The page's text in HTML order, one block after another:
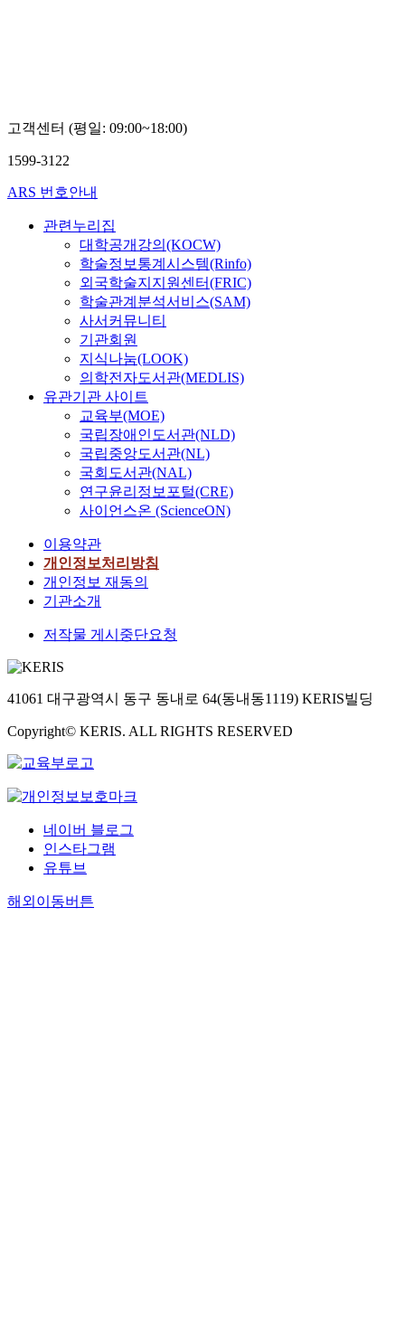
고객센터 (평일: 09:00~18:00)
1599-3122
ARS 번호안내
관련누리집
대학공개강의(KOCW)
학술정보통계시스템(Rinfo)
외국학술지지원센터(FRIC)
학술관계분석서비스(SAM)
사서커뮤니티
기관회원
지식나눔(LOOK)
의학전자도서관(MEDLIS)
유관기관 사이트
교육부(MOE)
국립장애인도서관(NLD)
국립중앙도서관(NL)
국회도서관(NAL)
연구윤리정보포털(CRE)
사이언스온 (ScienceON)
이용약관
개인정보처리방침
개인정보 재동의
기관소개
저작물 게시중단요청
41061 대구광역시 동구 동내로 64(동내동1119) KERIS빌딩
Copyright© KERIS. ALL RIGHTS RESERVED
네이버 블로그
인스타그램
유튜브
해외이동버튼